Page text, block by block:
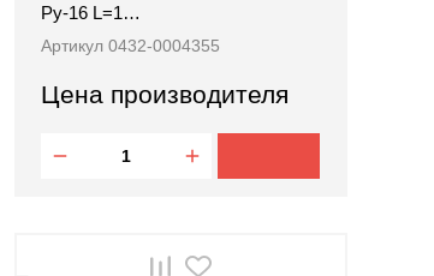
Ру-16 L=1…
Артикул 0432-0004355
Цена производителя